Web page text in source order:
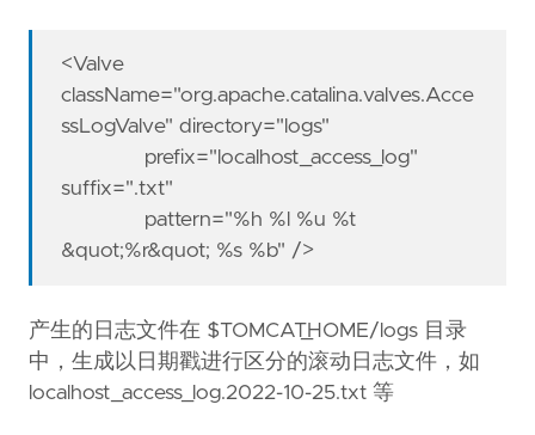
<Valve
className="org.apache.catalina.valves.Acce
ssLogValve" directory="logs"
prefix="localhost_access_log"
suffix=".txt"
pattern="%h %l %u %t
&quot;%r&quot; %s %b" />
产生的日志文件在 $TOMCAT_HOME/logs 目录
中，生成以日期戳进行区分的滚动日志文件，如
localhost_access_log.2022-10-25.txt 等